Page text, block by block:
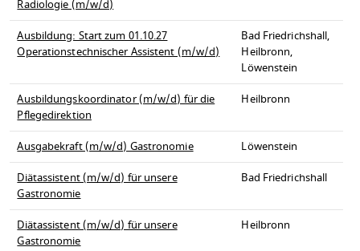
Radiologie (m/w/d)
Ausbildung: Start zum 01.10.27
Operationstechnischer Assistent (m/w/d)
Bad Friedrichshall,
Heilbronn,
Löwenstein
Ausbildungskoordinator (m/w/d) für die
Pflegedirektion
Heilbronn
Ausgabekraft (m/w/d) Gastronomie
Löwenstein
Diätassistent (m/w/d) für unsere
Gastronomie
Bad Friedrichshall
Diätassistent (m/w/d) für unsere
Gastronomie
Heilbronn